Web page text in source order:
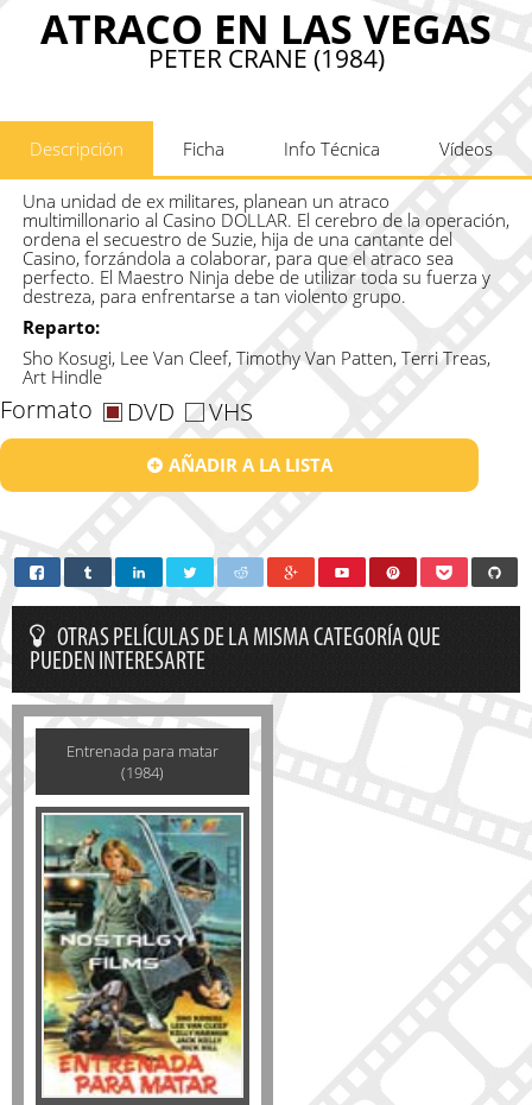
ATRACO EN LAS VEGAS
PETER CRANE (1984)
Descripción Ficha Info Técnica Vídeos
Una unidad de ex militares, planean un atraco
multimillonario al Casino DOLLAR. El cerebro de la operación,
ordena el secuestro de Suzie, hija de una cantante del
Casino, forzándola a colaborar, para que el atraco sea
perfecto. El Maestro Ninja debe de utilizar toda su fuerza y
destreza, para enfrentarse a tan violento grupo.
Reparto:
Sho Kosugi, Lee Van Cleef, Timothy Van Patten, Terri Treas,
Art Hindle
Formato DVD VHS
AÑADIR A LA LISTA
OTRAS PELÍCULAS DE LA MISMA CATEGORÍA QUE
PUEDEN INTERESARTE
Entrenada para matar
(1984)